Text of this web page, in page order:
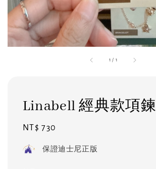
1 / 1
Linabell 經典款項鍊
Regular
NT$ 730
保證迪士尼正版